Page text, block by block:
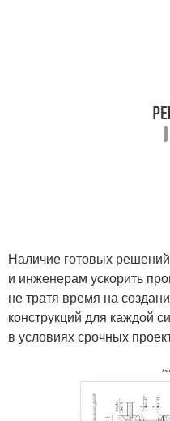
Наличие готовых
и инженерам ускорить
не тратя время на
конструкций для каждой
в условиях срочных